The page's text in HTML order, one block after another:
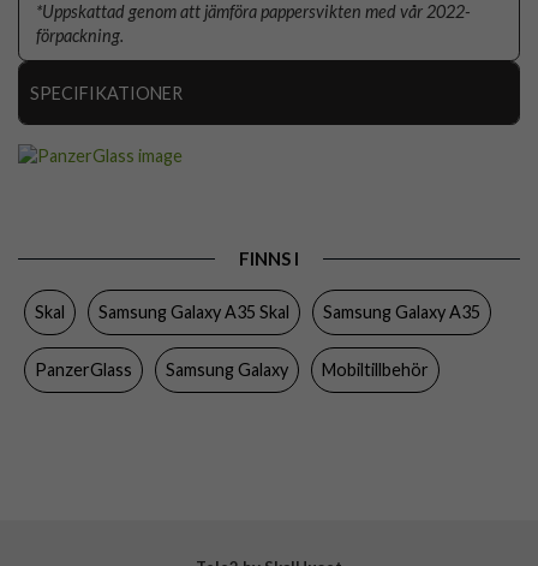
*Uppskattad genom att jämföra pappersvikten med vår 2022-
förpackning.
SPECIFIKATIONER
Färg Genomskinlig
Återvunnen plast
Varumärke PanzerGlass
FINNS I
Skal Samsung Galaxy A35 Skal Samsung Galaxy A35
PanzerGlass Samsung Galaxy Mobiltillbehör